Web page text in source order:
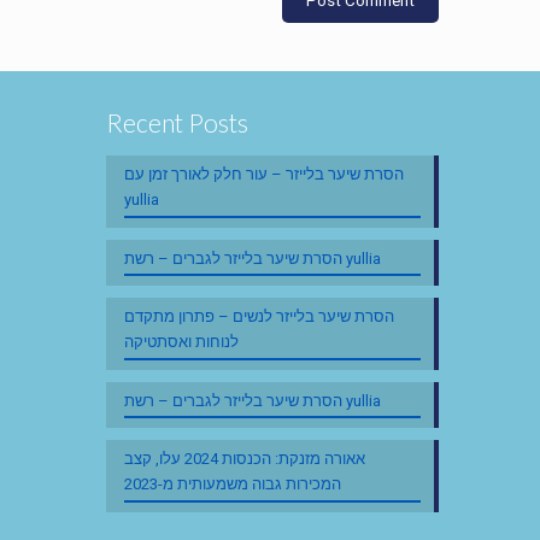
Recent Posts
הסרת שיער בלייזר – עור חלק לאורך זמן עם
yullia
הסרת שיער בלייזר לגברים – רשת yullia
הסרת שיער בלייזר לנשים – פתרון מתקדם
לנוחות ואסתטיקה
הסרת שיער בלייזר לגברים – רשת yullia
אאורה מזנקת: הכנסות 2024 עלו, קצב
המכירות גבוה משמעותית מ-2023